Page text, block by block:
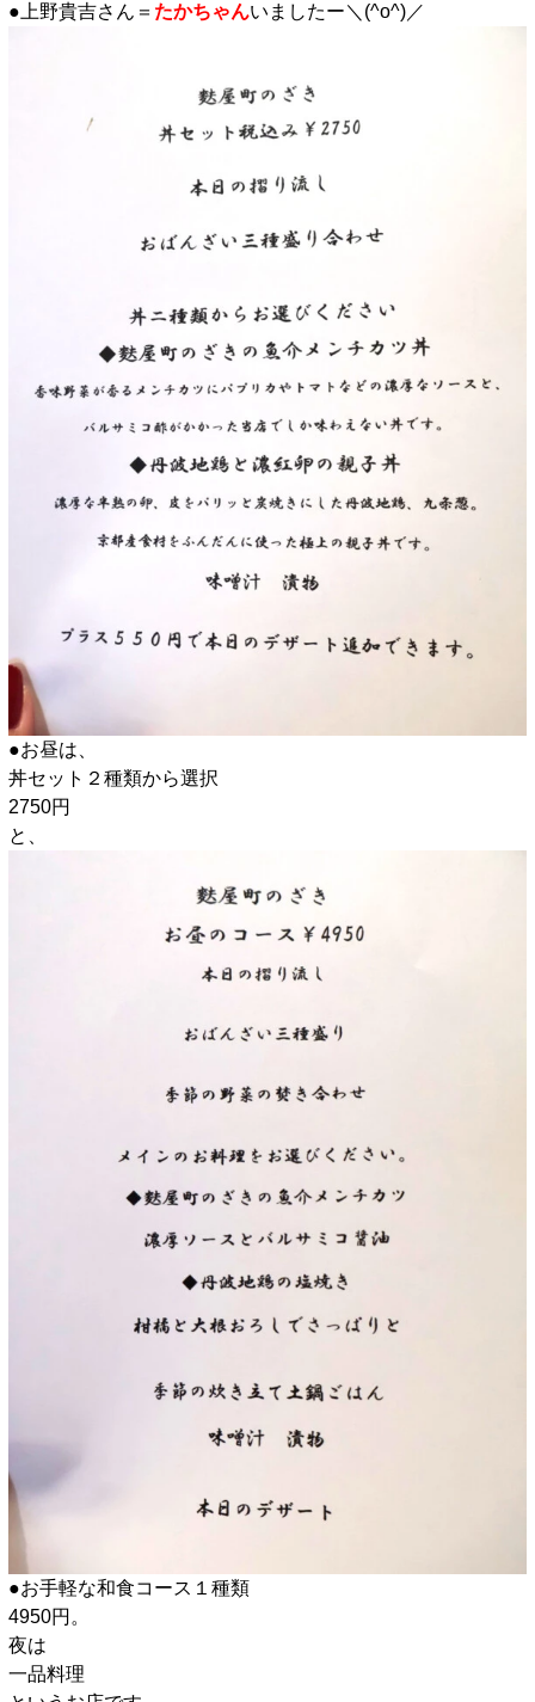
●上野貴吉さん＝ たかちゃんいましたー＼(^o^)／
●お昼は、
丼セット２種類から選択
2750円
と、
●お手軽な和食コース１種類
4950円。
夜は
一品料理